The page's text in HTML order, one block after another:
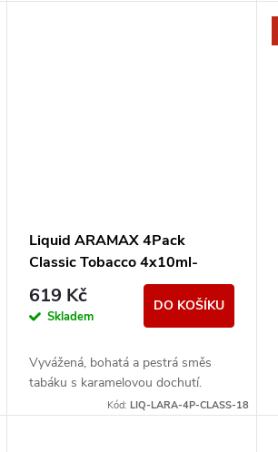
Liquid ARAMAX 4Pack
Classic Tobacco 4x10ml-
18mg
619 Kč
Skladem
DO KOŠÍKU
Vyvážená, bohatá a pestrá směs
tabáku s karamelovou dochutí.
Kód: LIQ-LARA-4P-CLASS-18